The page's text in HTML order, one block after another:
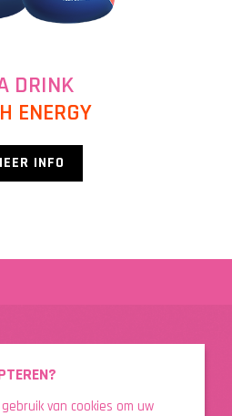
DRINK
ENERGY
INFO
van cookies om uw